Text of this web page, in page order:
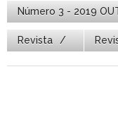
Número 3 - 2019
Revista